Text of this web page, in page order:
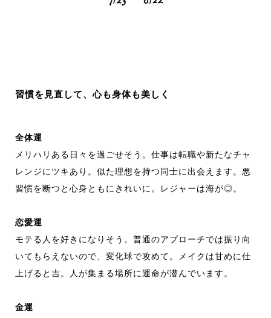
習慣を見直して、心も身体も美しく
全体運
メリハリある日々を過ごせそう。仕事は転職や新たなチャ
レンジにツキあり。似た理想を持つ同士に出会えます。悪
習慣を断つと心身ともにきれいに。レジャーは海が◎。
恋愛運
モテる人を好きになりそう。普通のアプローチでは振り向
いてもらえないので、変化球で攻めて。メイクは甘めに仕
上げると吉。人が集まる場所に運命が潜んでいます。
金運